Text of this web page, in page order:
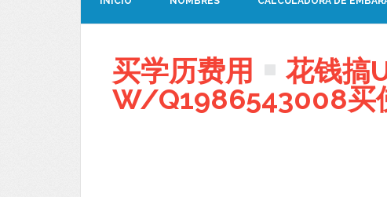
买学历费用
花钱搞
W/Q1986543008买